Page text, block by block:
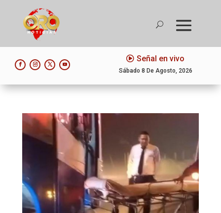
Señal en vivo
Sábado 8 De Agosto, 2026